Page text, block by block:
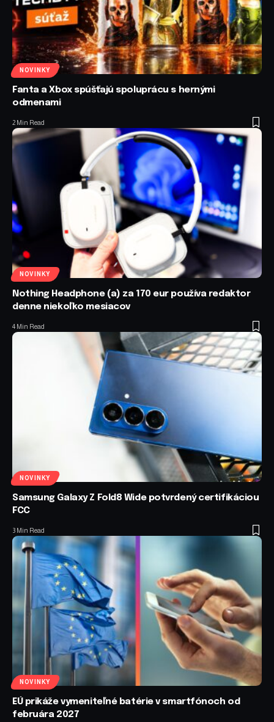
NOVINKY
Fanta a Xbox spúšťajú spoluprácu s hernými
odmenami
2 Min Read
NOVINKY
Nothing Headphone (a) za 170 eur používa redaktor
denne niekoľko mesiacov
4 Min Read
NOVINKY
Samsung Galaxy Z Fold8 Wide potvrdený certifikáciou
FCC
3 Min Read
NOVINKY
EÚ prikáže vymeniteľné batérie v smartfónoch od
februára 2027